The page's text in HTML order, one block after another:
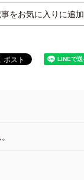
をお気に入りに追加